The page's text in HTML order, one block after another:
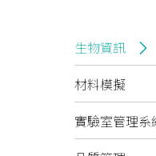
生物資訊
材料模擬
實驗室管理系